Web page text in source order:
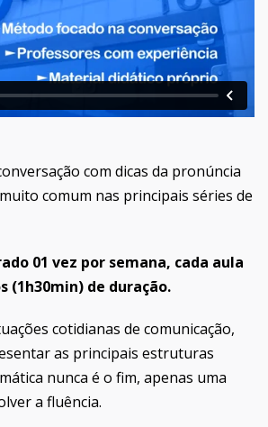
com dicas da pronúncia
comum nas principais séries de
01 vez por semana, cada aula
(1h30min) de duração.
cotidianas de comunicação,
as principais estruturas
nunca é o fim, apenas uma
a fluência.